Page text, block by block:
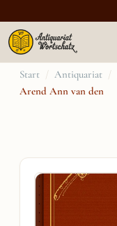
Zum
Inhalt
Start / Antiquariat /
Arend Ann van den